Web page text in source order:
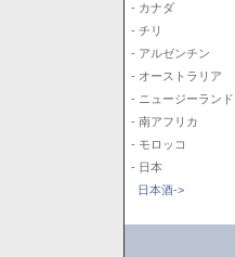
- カナダ
- チリ
- アルゼンチン
- オーストラリア
- ニュージーランド
- 南アフリカ
- モロッコ
- 日本
日本酒->